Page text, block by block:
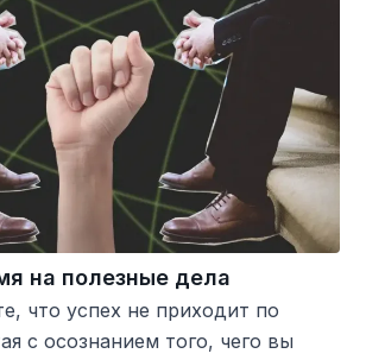
на полезные дела
что успех не приходит по
с осознанием того, чего вы